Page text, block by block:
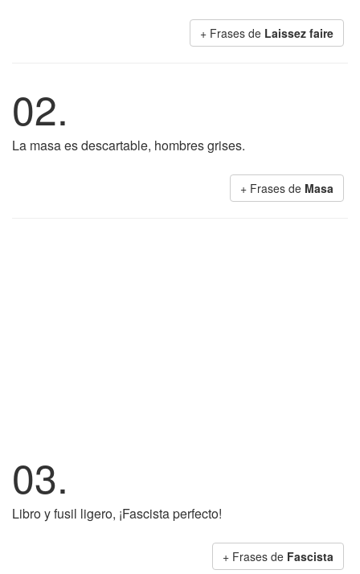
+ Frases de Laissez faire
02.
La masa es descartable, hombres grises.
+ Frases de Masa
03.
Libro y fusil ligero, ¡Fascista perfecto!
+ Frases de Fascista